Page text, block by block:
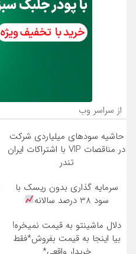
از سراسر وب
حاشیه سودهای میلیاردی شرکت
در مناقصات VIP با اشتراکات ایران
تندر
سرمایه گذاری بدون ریسک با
سود 38 درصد سالانه
دلال ماشینتو به قیمت نمیخره!
بیا اینجا به قیمت بفروش*فقط